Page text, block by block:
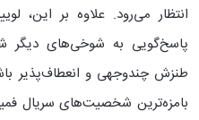
انتظار می‌رود. علاوه بر این،
پاسخ‌گویی به شوخی‌های دیگر
طنزش چندوجهی و انعطاف‌پذیر
بامزه‌ترین شخصیت‌های سریال